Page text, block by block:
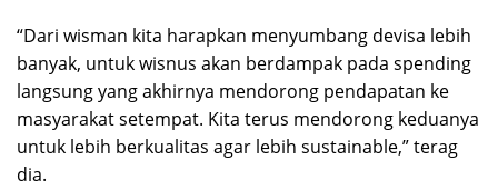
“Dari wisman kita harapkan menyumbang devisa lebih
banyak, untuk wisnus akan berdampak pada spending
langsung yang akhirnya mendorong pendapatan ke
masyarakat setempat. Kita terus mendorong keduanya
untuk lebih berkualitas agar lebih sustainable,” terag
dia.